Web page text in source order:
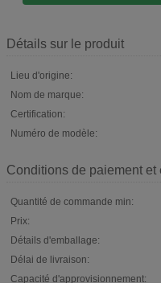
Détails sur le produit
Lieu d'origine:
Nom de marque:
Certification:
Numéro de modèle:
Conditions de paiement et
Quantité de commande min:
Prix:
Détails d'emballage:
Délai de livraison:
Capacité d'approvisionnement: